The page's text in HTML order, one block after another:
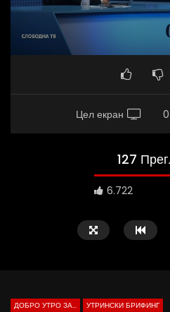
Цел екран
127
6.722
ДОБРО УТРО ЗА... УТРИНСКИ БРИФИНГ